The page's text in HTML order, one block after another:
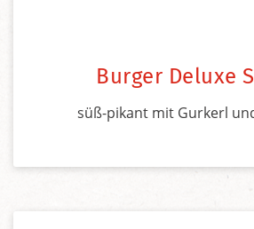
Burger Deluxe
süß-pikant mit Gurkerl